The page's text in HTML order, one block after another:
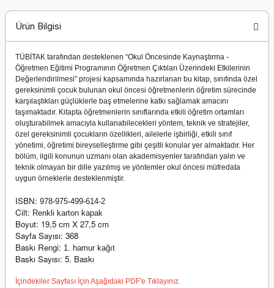
Ürün Bilgisi
TÜBİTAK tarafından desteklenen “Okul Öncesinde Kaynaştırma -
Öğretmen Eğitimi Programının Öğretmen Çıktıları Üzerindeki Etkilerinin
Değerlendirilmesi” projesi kapsamında hazırlanan bu kitap, sınıfında özel
gereksinimli çocuk bulunan okul öncesi öğretmenlerin öğretim sürecinde
karşılaştıkları güçlüklerle baş etmelerine katkı sağlamak amacını
taşımaktadır. Kitapta öğretmenlerin sınıflarında etkili öğretim ortamları
oluşturabilmek amacıyla kullanabilecekleri yöntem, teknik ve stratejiler,
özel gereksinimli çocukların özellikleri, ailelerle işbirliği, etkili sınıf
yönetimi, öğretimi bireyselleştirme gibi çeşitli konular yer almaktadır. Her
bölüm, ilgili konunun uzmanı olan akademisyenler tarafından yalın ve
teknik olmayan bir dille yazılmış ve yöntemler okul öncesi müfredata
uygun örneklerle desteklenmiştir.
ISBN: 978-975-499-614-2
Cilt: Renkli karton kapak
Boyut: 19,5 cm X 27,5 cm
Sayfa Sayısı: 368
Baskı Rengi: 1. hamur kağıt
Baskı Sayısı: 5. Baskı
İçindekiler Sayfası İçin Aşağıdaki PDF'e Tıklayınız.